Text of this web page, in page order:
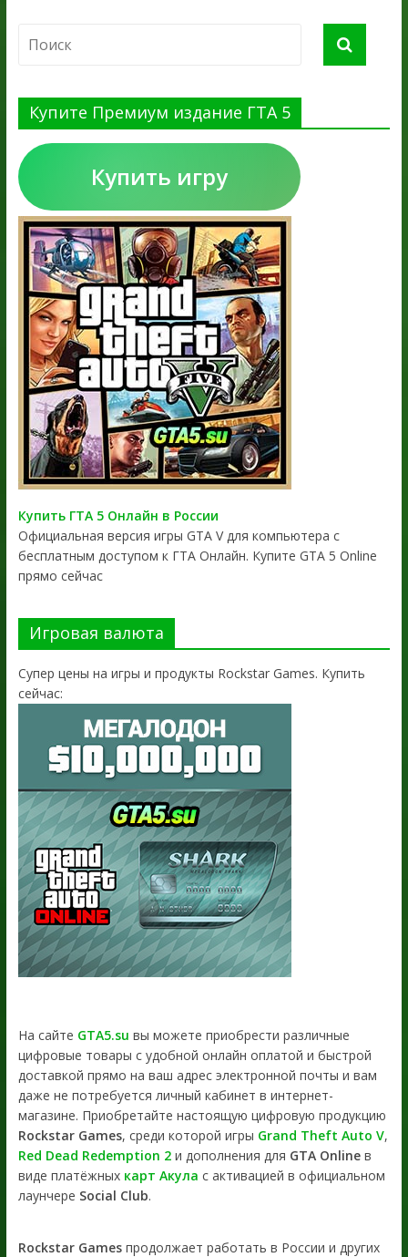
Купите Премиум издание ГТА 5
Купить игру
Купить ГТА 5 Онлайн в России
Официальная версия игры GTA V для компьютера с
бесплатным доступом к ГТА Онлайн. Купите GTA 5 Online
прямо сейчас
Игровая валюта
Супер цены на игры и продукты Rockstar Games. Купить
сейчас:
На сайте GTA5.su вы можете приобрести различные
цифровые товары с удобной онлайн оплатой и быстрой
доставкой прямо на ваш адрес электронной почты и вам
даже не потребуется личный кабинет в интернет-
магазине. Приобретайте настоящую цифровую продукцию
Rockstar Games, среди которой игры Grand Theft Auto V,
Red Dead Redemption 2и дополнения для GTA Onlineв
виде платёжных карт Акула с активацией в официальном
лаунчере Social Club.
Rockstar Gamesпродолжает работать в России и других